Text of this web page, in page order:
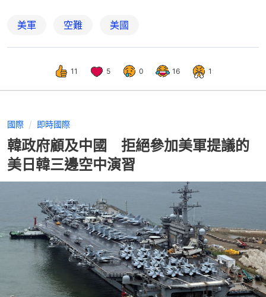
美軍 空難 美國
11 5 0 16 1
國際 即時國際
韓政府顧及中國 拒絕參加美軍提議的
美日韓三邊空中演習